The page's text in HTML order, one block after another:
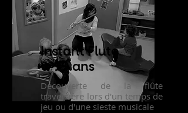
Instant Flute
0-99 ans
Découverte de la flûte
traversière lors d'un temps de
jeu ou d'une sieste musicale